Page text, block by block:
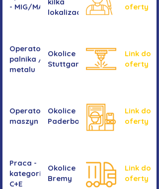
- MIG/MAG/TIG
lokalizacji
oferty
Operator/operatorka
palnika / Cięcie
metalu
Okolice
Stuttgartu
Link do
oferty
Operator/operatorka
maszyn CNC
Okolice
Paderborn
Link do
oferty
Praca -
kategoria
C+E
Okolice
Bremy
Link do
oferty